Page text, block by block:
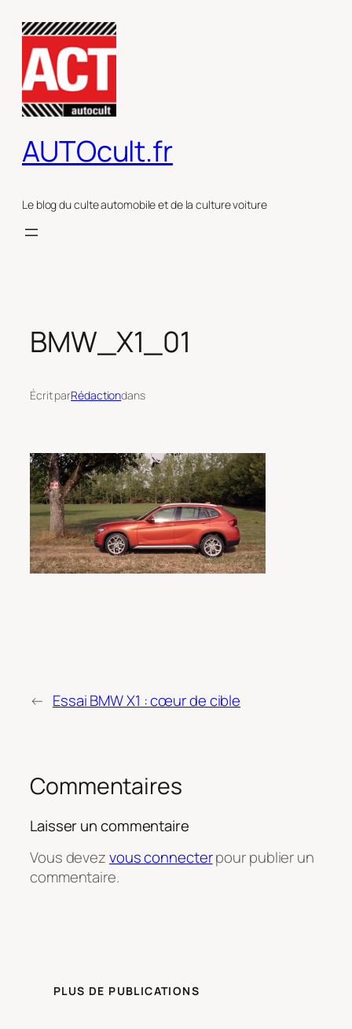
contenu
AUTOcult.fr
Le blog du culte automobile et de la culture voiture
BMW_X1_01
Écrit parRédactiondans
← Essai BMW X1 : cœur de cible
Commentaires
Laisser un commentaire
Vous devezvous connecterpour publier un
commentaire.
PLUS DE PUBLICATIONS